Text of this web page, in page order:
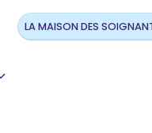
LA MAISON DES